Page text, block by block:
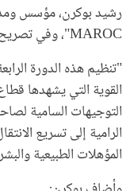
MAROC"، وفي تصريح صحفي، أكد أن:
"تنظيم هذه الدورة
القوية التي يشهدها
التوجيهات السامية
الرامية إلى تسريع
المؤهلات الطبيعية